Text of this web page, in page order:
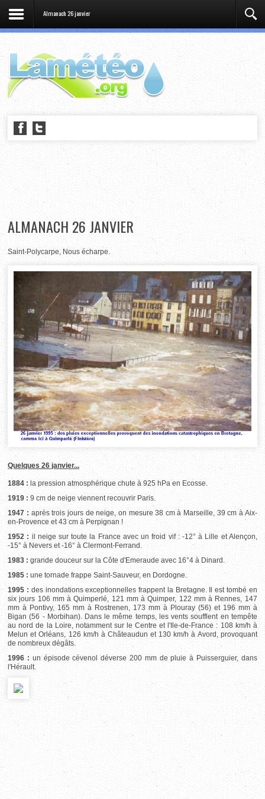
Almanach 26 janvier
ALMANACH 26 JANVIER
Saint-Polycarpe, Nous écharpe.
Quelques 26 janvier...
1884 : la pression atmosphérique chute à 925 hPa en Ecosse.
1919 : 9 cm de neige viennent recouvrir Paris.
1947 : après trois jours de neige, on mesure 38 cm à Marseille, 39 cm à Aix-
en-Provence et 43 cm à Perpignan !
1952 : il neige sur toute la France avec un froid vif : -12° à Lille et Alençon,
-15° à Nevers et -16° à Clermont-Ferrand.
1983 : grande douceur sur la Côte d'Emeraude avec 16°4 à Dinard.
1985 : une tornade frappe Saint-Sauveur, en Dordogne.
1995 : des inondations exceptionnelles frappent la Bretagne. Il est tombé en
six jours 106 mm à Quimperlé, 121 mm à Quimper, 122 mm à Rennes, 147
mm à Pontivy, 165 mm à Rostrenen, 173 mm à Plouray (56) et 196 mm à
Bigan (56 - Morbihan). Dans le même temps, les vents soufflent en tempête
au nord de la Loire, notamment sur le Centre et l'Ile-de-France : 108 km/h à
Melun et Orléans, 126 km/h à Châteaudun et 130 km/h à Avord, provoquant
de nombreux dégâts.
1996 : un épisode cévenol déverse 200 mm de pluie à Puisserguier, dans
l'Hérault.